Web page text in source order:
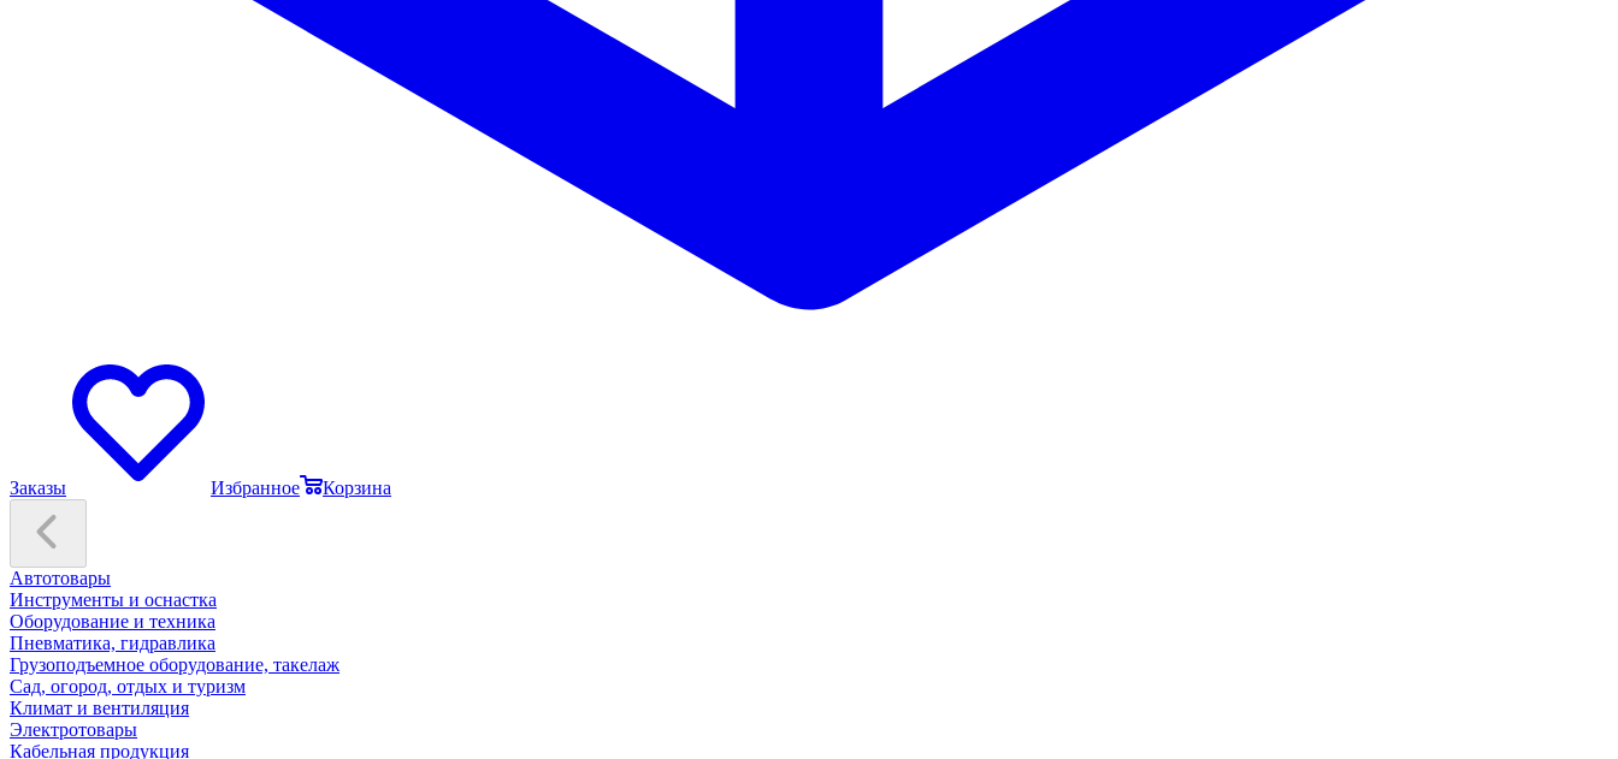
Заказы Избранное Корзина
Автотовары
Инструменты и оснастка
Оборудование и техника
Пневматика, гидравлика
Грузоподъемное оборудование, такелаж
Сад, огород, отдых и туризм
Климат и вентиляция
Электротовары
Кабельная продукция